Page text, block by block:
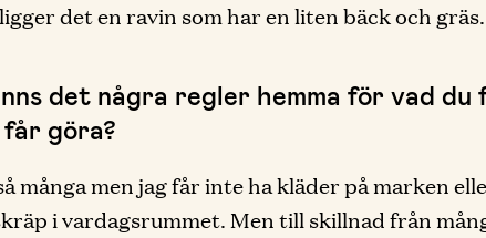
det en ravin som har en liten bäck och gräs.
det några regler hemma för vad du
göra?
många men jag får inte ha kläder på marken
i vardagsrummet. Men till skillnad från